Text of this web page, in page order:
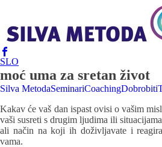
SLO
moć uma za sretan život
Silva MetodaSeminariCoachingDobrobiti
Kakav će vaš dan ispast ovisi o vašim
vaši susreti s drugim ljudima ili
ali način na koji ih doživljavate i
vama.